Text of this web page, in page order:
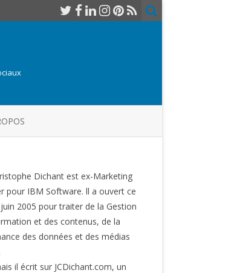
Dichant est ex-Marketing
pour IBM Software. ll a ouvert ce
2005 pour traiter de la Gestion
et des contenus, de la
des données et des médias
il écrit sur JCDichant.com, un